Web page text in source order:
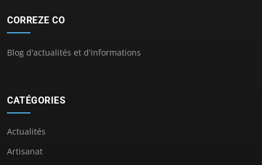
CORREZE CO
Blog d'actualités et d'informations
CATÉGORIES
Actualités
Artisanat